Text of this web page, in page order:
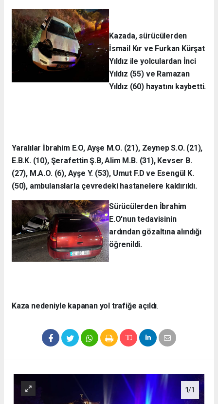
Kazada, sürücülerden
İsmail Kır ve Furkan Kürşat
Yıldız ile yolculardan İnci
Yıldız (55) ve Ramazan
Yıldız (60) hayatını kaybetti.
Yaralılar İbrahim E.O, Ayşe M.O. (21), Zeynep S.O. (21),
E.B.K. (10), Şerafettin Ş.B, Alim M.B. (31), Kevser B.
(27), M.A.O. (6), Ayşe Y. (53), Umut F.D ve Esengül K.
(50), ambulanslarla çevredeki hastanelere kaldırıldı.
Sürücülerden İbrahim
E.O'nun tedavisinin
ardından gözaltına alındığı
öğrenildi.
Kaza nedeniyle kapanan yol trafiğe açıldı.
1/1